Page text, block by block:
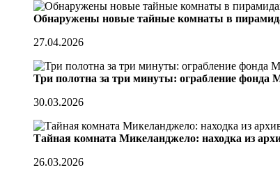
Обнаружены новые тайные комнаты в
27.04.2026
Три полотна за три минуты: ограбление фонда
30.03.2026
Тайная комната Микеланджело: находка из
26.03.2026